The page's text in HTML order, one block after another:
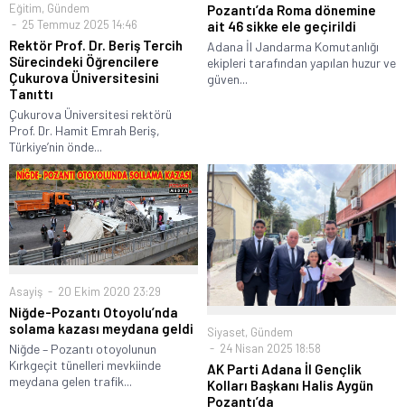
Eğitim, Gündem
25 Temmuz 2025 14:46
Rektör Prof. Dr. Beriş Tercih
Sürecindeki Öğrencilere
Çukurova Üniversitesini
Tanıttı
Çukurova Üniversitesi rektörü
Prof. Dr. Hamit Emrah Beriş,
Türkiye’nin önde...
Pozantı’da Roma dönemine
ait 46 sikke ele geçirildi
Adana İl Jandarma Komutanlığı
ekipleri tarafından yapılan huzur ve
güven...
Asayiş 20 Ekim 2020 23:29
Niğde-Pozantı Otoyolu’nda
solama kazası meydana geldi
Niğde – Pozantı otoyolunun
Kırkgeçit tünelleri mevkiinde
meydana gelen trafik...
Siyaset, Gündem
24 Nisan 2025 18:58
AK Parti Adana İl Gençlik
Kolları Başkanı Halis Aygün
Pozantı’da